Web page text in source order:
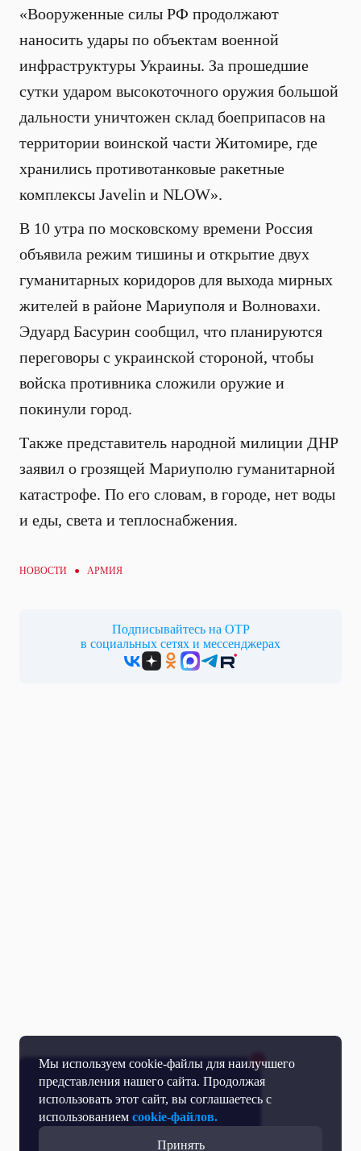
Мы используем cookie-файлы для наилучшего
представления нашего сайта. Продолжая
использовать этот сайт, вы соглашаетесь с
использованием cookie-файлов.
Принять
«Вооруженные силы РФ продолжают
наносить удары по объектам военной
инфраструктуры Украины. За прошедшие
сутки ударом высокоточного оружия большой
дальности уничтожен склад боеприпасов на
территории воинской части Житомире, где
хранились противотанковые ракетные
комплексы Javelin и NLOW».
В 10 утра по московскому времени Россия
объявила режим тишины и открытие двух
гуманитарных коридоров для выхода мирных
жителей в районе Мариуполя и Волновахи.
Эдуард Басурин сообщил, что планируются
переговоры с украинской стороной, чтобы
войска противника сложили оружие и
покинули город.
Также представитель народной милиции ДНР
заявил о грозящей Мариуполю гуманитарной
катастрофе. По его словам, в городе, нет воды
и еды, света и теплоснабжения.
НОВОСТИ ● АРМИЯ
Подписывайтесь на ОТР
в социальных сетях и мессенджерах